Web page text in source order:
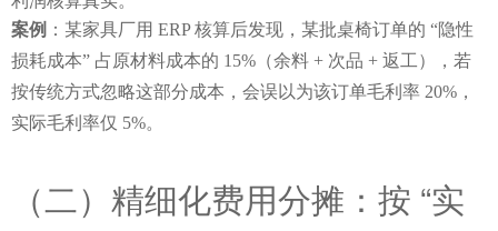
案例 ：某家具厂用 ERP 核算后发现，某批桌椅订单的 “隐性
损耗成本” 占原材料成本的 15%（余料 + 次品 + 返工），若
按传统方式忽略这部分成本，会误以为该订单毛利率 20%，
实际毛利率仅 5%。
（二）精细化费用分摊：按 “实